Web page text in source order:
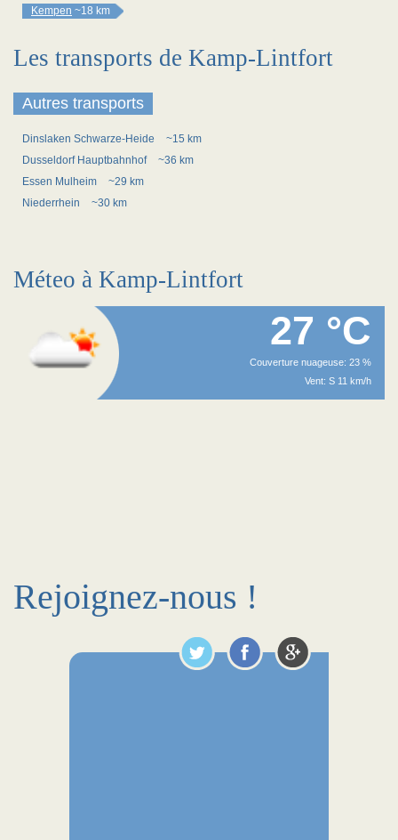
Kempen ~18 km
Les transports de Kamp-Lintfort
Autres transports
Dinslaken Schwarze-Heide
~15 km
Dusseldorf Hauptbahnhof
~36 km
Essen Mulheim
~29 km
Niederrhein
~30 km
Méteo à Kamp-Lintfort
27 °C
Couverture nuageuse: 23 %
Vent: S 11 km/h
Rejoignez-nous !